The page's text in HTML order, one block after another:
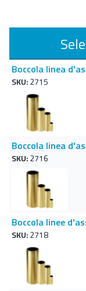
Boccola linea
SKU:2715
Boccola linea
SKU:2716
Boccola linee
SKU:2718